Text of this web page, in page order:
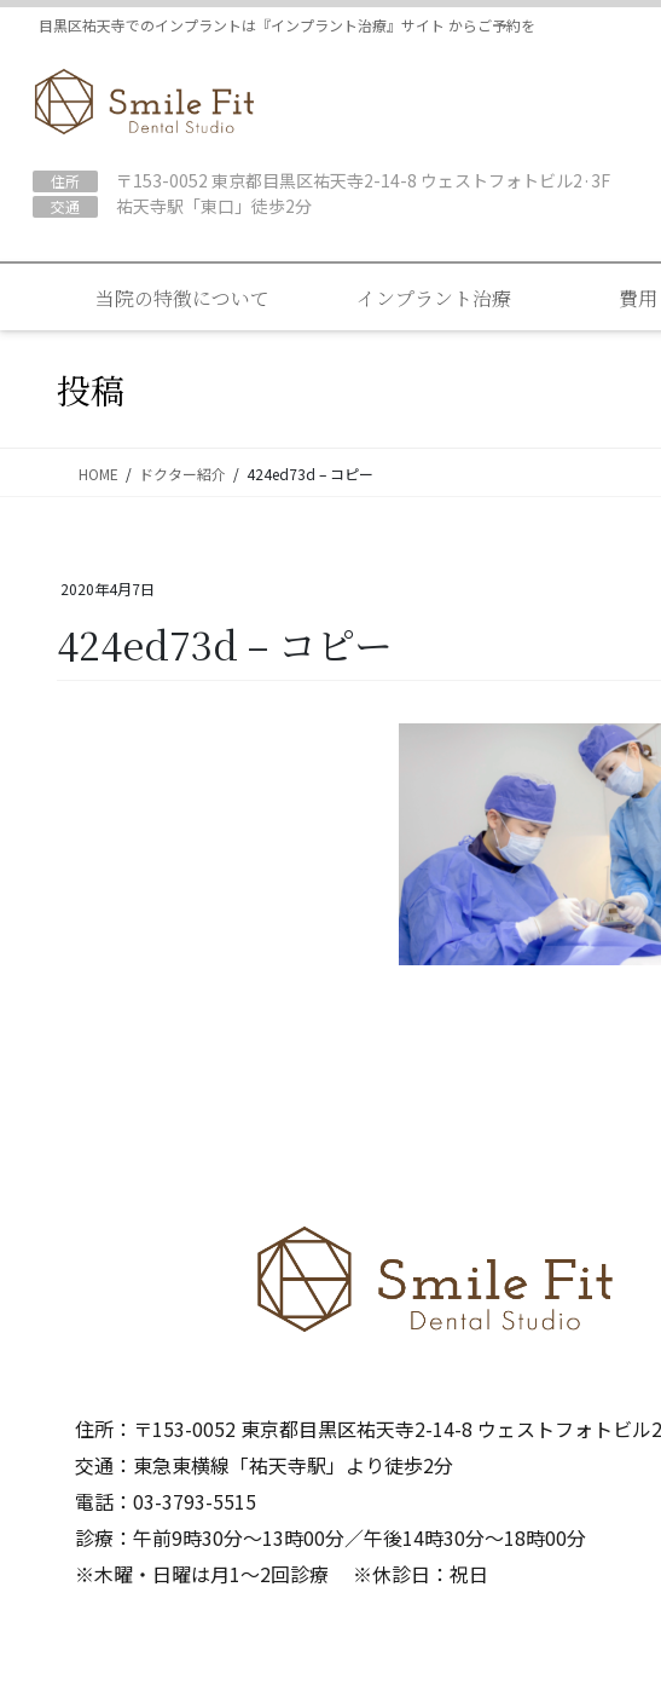
コ
ナ
目黒区祐天寺でのインプラントは『インプラント治療』サイト からご予約を
住所 〒153-0052 東京都目黒区祐天寺2-14-8 ウェストフォトビル2·3F
交通 祐天寺駅「東口」徒歩2分
当院の特徴について インプラント治療 費
投稿
HOME ドクター紹介 424ed73d – コピー
2020年4月7日
424ed73d – コピー
住所：〒153-0052 東京都目黒区祐天寺2-14-8 ウェストフォトビル
交通：東急東横線「祐天寺駅」より徒歩2分
電話：03-3793-5515
診療：午前9時30分～13時00分／午後14時30分～18時00分
※木曜・日曜は月1～2回診療 ※休診日：祝日